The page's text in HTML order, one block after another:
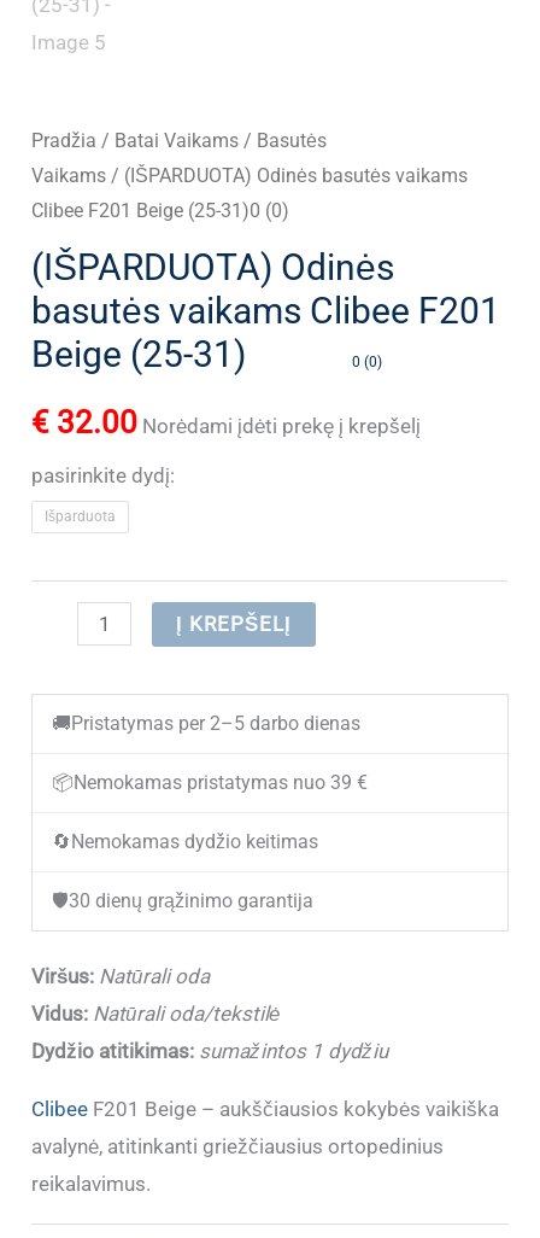
Pradžia / Batai Vaikams / Basutės
Vaikams / (IŠPARDUOTA) Odinės basutės vaikams
Clibee F201 Beige (25-31)0 (0)
(IŠPARDUOTA) Odinės
basutės vaikams Clibee F201
Beige (25-31)
0 (0)
€ 32.00 Norėdami įdėti prekę į krepšelį
pasirinkite dydį:
Išparduota
produkto
(IŠPARDUOTA)
Odinės
basutės
Clibee
Į KREPŠELĮ
🚚 Pristatymas per 2–5 darbo dienas
📦 Nemokamas pristatymas nuo 39 €
🔄 Nemokamas dydžio keitimas
🛡️30 dienų grąžinimo garantija
Viršus: Natūrali oda
Vidus: Natūrali oda/tekstilė
Dydžio atitikimas: sumažintos 1 dydžiu
Clibee F201 Beige – aukščiausios kokybės vaikiška
avalynė, atitinkanti griežčiausius ortopedinius
reikalavimus.